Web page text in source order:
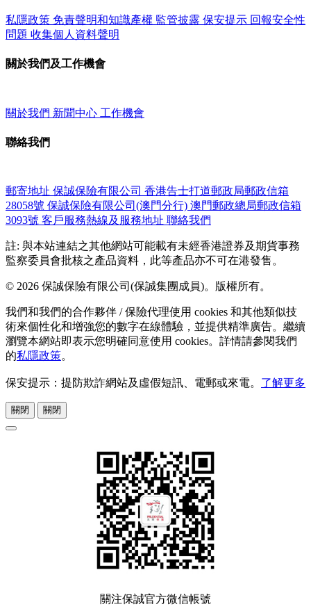
私隱政策 免責聲明和知識產權 監管披露 保安提示 回報安全性
問題 收集個人資料聲明
關於我們及工作機會
關於我們 新聞中心 工作機會
聯絡我們
郵寄地址 保誠保險有限公司 香港告士打道郵政局郵政信箱
28058號 保誠保險有限公司(澳門分行) 澳門郵政總局郵政信箱
3093號 客戶服務熱線及服務地址 聯絡我們
註: 與本站連結之其他網站可能載有未經香港證券及期貨事務
監察委員會批核之產品資料，此等產品亦不可在港發售。
© 2026 保誠保險有限公司(保誠集團成員)。版權所有。
我們和我們的合作夥伴 / 保險代理使用 cookies 和其他類似技
術來個性化和增強您的數字在線體驗，並提供精準廣告。繼續
瀏覽本網站即表示您明確同意使用 cookies。詳情請參閱我們
的私隱政策。
保安提示：提防欺詐網站及虛假短訊、電郵或來電。 了解更多
關閉 關閉
關注保誠官方微信帳號